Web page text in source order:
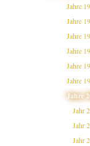
Jahre
Jahre
Jahre
Jahre
Jahre
Jahre
Jahre
Jahr
Jahr
Jahr